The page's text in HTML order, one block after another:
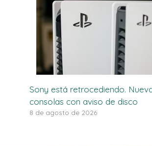
Sony está retrocediendo.
consolas con aviso de disco
8 de agosto de 2026